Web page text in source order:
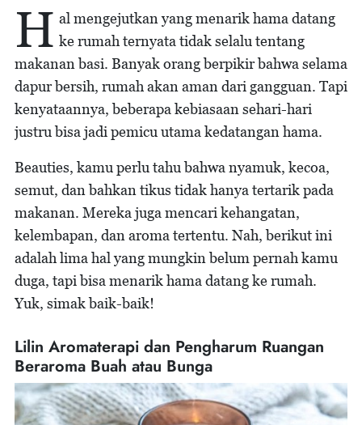
H al mengejutkan yang menarik hama datang
ke rumah ternyata tidak selalu tentang
makanan basi. Banyak orang berpikir bahwa selama
dapur bersih, rumah akan aman dari gangguan. Tapi
kenyataannya, beberapa kebiasaan sehari-hari
justru bisa jadi pemicu utama kedatangan hama.
Beauties, kamu perlu tahu bahwa nyamuk, kecoa,
semut, dan bahkan tikus tidak hanya tertarik pada
makanan. Mereka juga mencari kehangatan,
kelembapan, dan aroma tertentu. Nah, berikut ini
adalah lima hal yang mungkin belum pernah kamu
duga, tapi bisa menarik hama datang ke rumah.
Yuk, simak baik-baik!
Lilin Aromaterapi dan Pengharum Ruangan
Beraroma Buah atau Bunga